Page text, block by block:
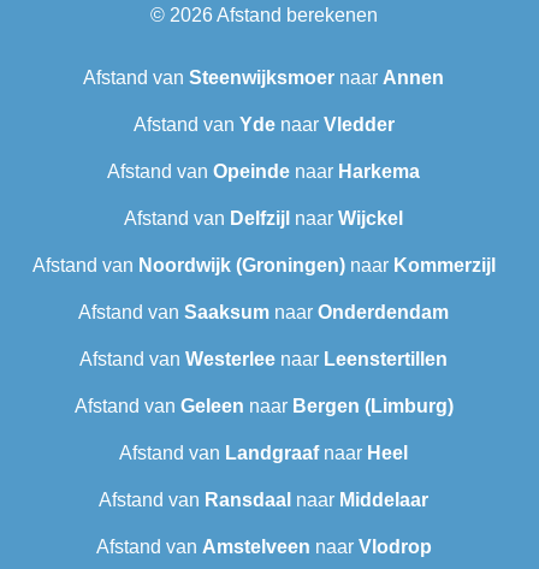
© 2026Afstand berekenen
Afstand van Steenwijksmoer naar Annen
Afstand van Ydenaar Vledder
Afstand van Opeinde naar Harkema
Afstand van Delfzijl naar Wijckel
Afstand van Noordwijk (Groningen)naar Kommerzijl
Afstand van Saaksum naar Onderdendam
Afstand van Westerlee naar Leenstertillen‎
Afstand van Geleen naar Bergen (Limburg)
Afstand van Landgraafnaar Heel
Afstand van Ransdaal naar Middelaar
Afstand van Amstelveen naar Vlodrop